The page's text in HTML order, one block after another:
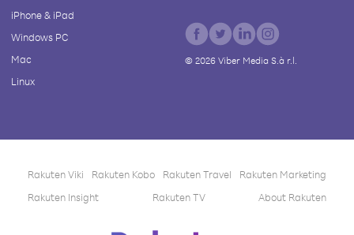
iPhone & iPad
Windows PC
Mac
Linux
© 2026Viber Media S.à r.l.
Rakuten Viki Rakuten Kobo Rakuten Travel
Rakuten Marketing
Rakuten Insight
Rakuten TV About Rakuten